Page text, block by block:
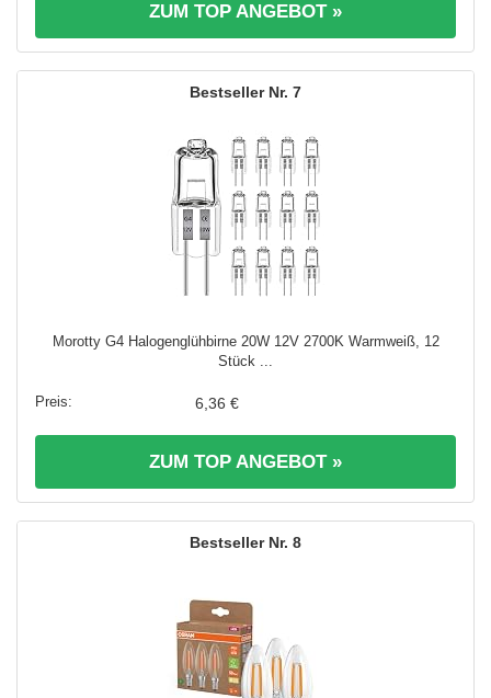
ZUM TOP ANGEBOT »
7
Morotty G4 Halogenglühbirne 20W 12V 2700K Warmweiß, 12
Stück ...
6,36 €
ZUM TOP ANGEBOT »
8